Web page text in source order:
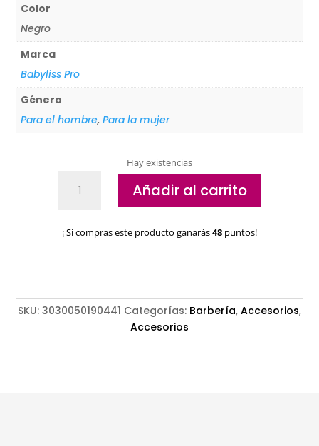
Color
Negro
Marca
Babyliss Pro
Género
Para el hombre,Para la mujer
Hay existencias
para
cantidad
Añadir al carrito
¡ Si compras este producto ganarás48 puntos!
SKU: 3030050190441 Categorías: Barbería, Accesorios,
Accesorios